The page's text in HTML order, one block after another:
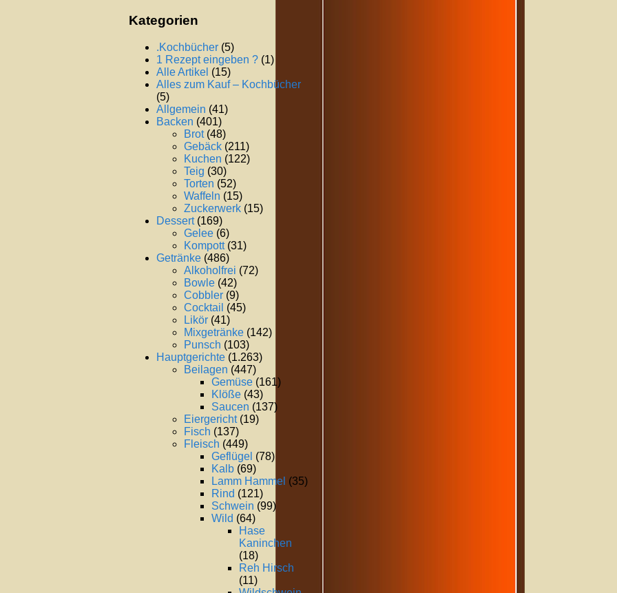
Kategorien
.Kochbücher (5)
1 Rezept eingeben ? (1)
Alle Artikel (15)
Alles zum Kauf – Kochbücher
(5)
Allgemein (41)
Backen (401)
Brot(48)
Gebäck (211)
Kuchen (122)
Teig (30)
Torten (52)
Waffeln (15)
Zuckerwerk (15)
Dessert(169)
Gelee (6)
Kompott(31)
Getränke (486)
Alkoholfrei (72)
Bowle (42)
Cobbler (9)
Cocktail (45)
Likör (41)
Mixgetränke (142)
Punsch (103)
Hauptgerichte (1.263)
Beilagen (447)
Gemüse (161)
Klöße (43)
Saucen (137)
Eiergericht(19)
Fisch (137)
Fleisch (449)
Geflügel (78)
Kalb (69)
Lamm Hammel (35)
Rind (121)
Schwein (99)
Wild (64)
Hase
Kaninchen
(18)
Reh Hirsch
(11)